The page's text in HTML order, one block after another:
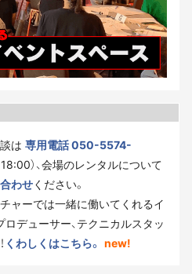
は 専用電話 050-5574-
）、会場のレンタルについて
わせください。
ャーでは一緒に働いてくれるイ
ロデューサー、テクニカルスタッ
くわしくはこちら。 new!